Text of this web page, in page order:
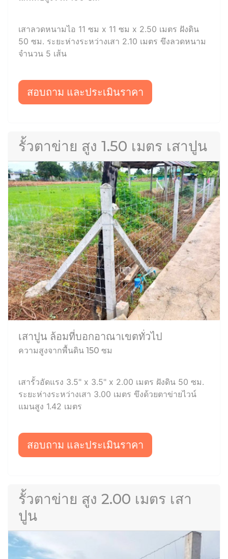
เสาลวดหนามไอ 11 ซม x 11 ซม x 2.50 เมตร ฝังดิน
50 ซม. ระยะห่างระหว่างเสา 2.10 เมตร ขึงลวดหนาม
จำนวน 5 เส้น
สอบถาม และประเมินราคา
รั้วตาข่าย สูง 1.50 เมตร เสาปูน
เสาปูน ล้อมที่บอกอาณาเขตทั่วไป
ความสูงจากพื้นดิน 150 ซม
เสารั้วอัดแรง 3.5" x 3.5" x 2.00 เมตร ฝังดิน 50 ซม.
ระยะห่างระหว่างเสา 3.00 เมตร ขึงด้วยตาข่ายไวน์
แมนสูง 1.42 เมตร
สอบถาม และประเมินราคา
รั้วตาข่าย สูง 2.00 เมตร เสา
ปูน